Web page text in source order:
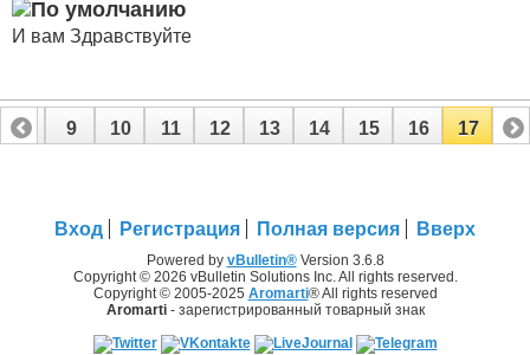
И вам Здравствуйте
8 9 10 11 12 13 14 15 16 17
Вход Регистрация Полная версия Вверх
Powered by vBulletin®Version 3.6.8
Copyright © 2026 vBulletin Solutions Inc. All rights reserved.
Copyright © 2005-2025 Aromarti® All rights reserved
Aromarti- зарегистрированный товарный знак